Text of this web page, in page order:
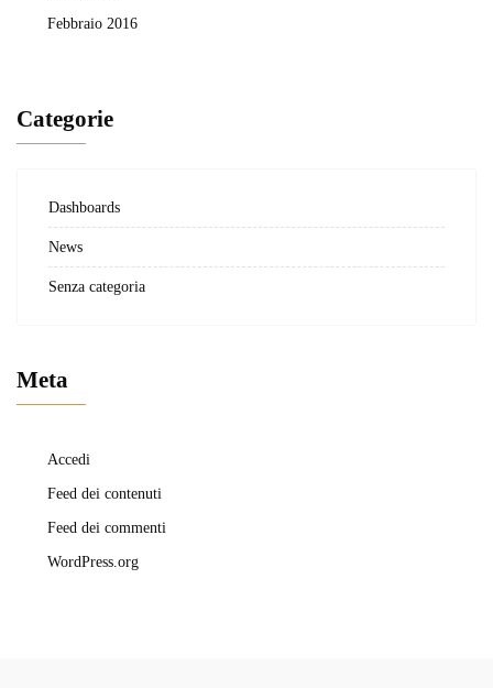
Febbraio 2016
Categorie
Dashboards
News
Senza categoria
Meta
Accedi
Feed dei contenuti
Feed dei commenti
WordPress.org